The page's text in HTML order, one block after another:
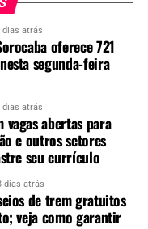
dias atrás
oferece 721
segunda-feira
dias atrás
vagas abertas para
e outros setores
seu currículo
dias atrás
de trem gratuitos
veja como garantir